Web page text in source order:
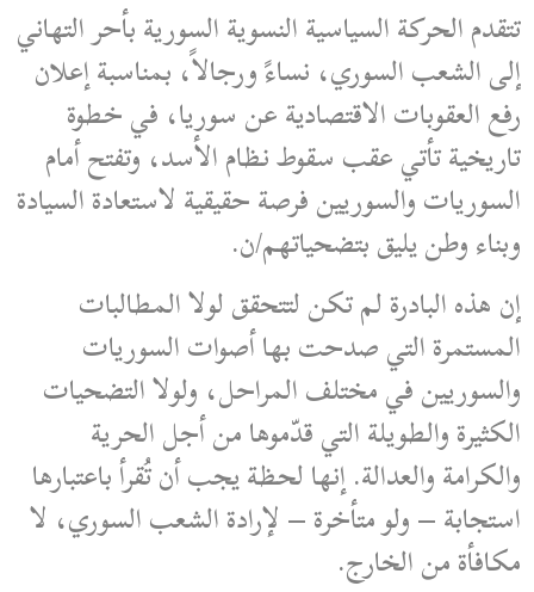
تتقدم الحركة السياسية النسوية السورية بأحر التهاني
إلى الشعب السوري، نساءً ورجالاً، بمناسبة إعلان
رفع العقوبات الاقتصادية عن سوريا، في خطوة
تاريخية تأتي عقب سقوط نظام الأسد، وتفتح أمام
السوريات والسوريين فرصة حقيقية لاستعادة السيادة
وبناء وطن يليق بتضحياتهم/ن.
إن هذه البادرة لم تكن لتتحقق لولا المطالبات
المستمرة التي صدحت بها أصوات السوريات
والسوريين في مختلف المراحل، ولولا التضحيات
الكثيرة والطويلة التي قدّموها من أجل الحرية
والكرامة والعدالة. إنها لحظة يجب أن تُقرأ باعتبارها
استجابة – ولو متأخرة – لإرادة الشعب السوري، لا
مكافأة من الخارج.